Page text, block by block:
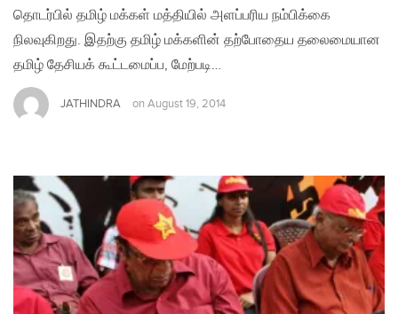
தொடர்பில் தமிழ் மக்கள் மத்தியில் அளப்பரிய நம்பிக்கை
நிலவுகிறது. இதற்கு தமிழ் மக்களின் தற்போதைய தலைமையான
தமிழ் தேசியக் கூட்டமைப்ப, மேற்படி…
JATHINDRA on August 19, 2014